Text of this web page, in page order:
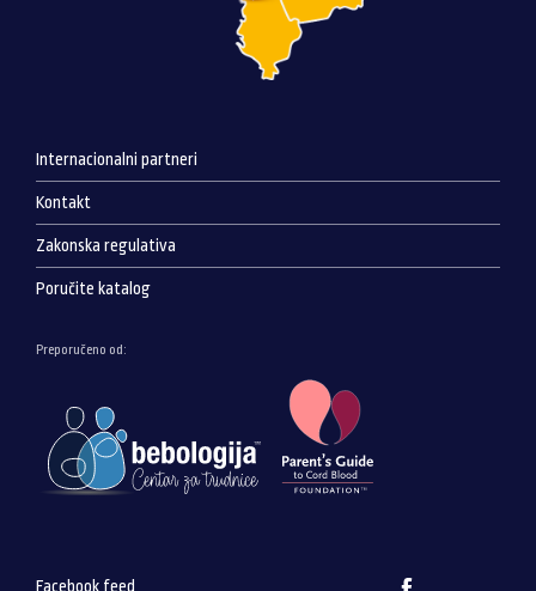
Internacionalni partneri
Kontakt
Zakonska regulativa
Poručite katalog
Preporučeno od:
Facebook feed